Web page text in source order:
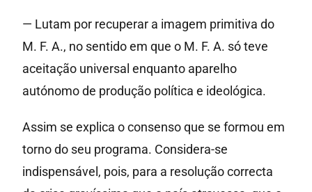
— Lutam por recuperar a imagem primitiva do
M. F. A., no sentido em que o M. F. A. só teve
aceitação universal enquanto aparelho
autónomo de produção política e ideológica.
Assim se explica o consenso que se formou em
torno do seu programa. Considera-se
indispensável, pois, para a resolução correcta